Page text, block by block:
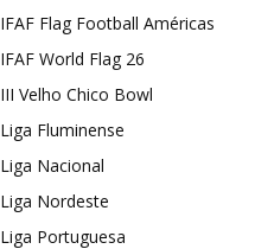
IFAF Flag Football Américas
IFAF World Flag 26
III Velho Chico Bowl
Liga Fluminense
Liga Nacional
Liga Nordeste
Liga Portuguesa